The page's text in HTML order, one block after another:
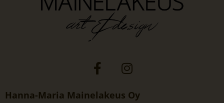
Hanna-Maria Mainelakeus Oy